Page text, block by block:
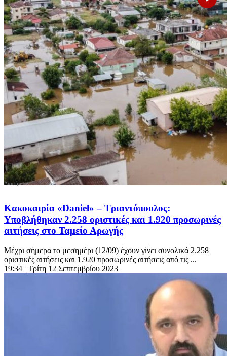
Κακοκαιρία «Daniel» – Τριαντόπουλος:
Υποβλήθηκαν 2.258 οριστικές και 1.920 προσωρινές
αιτήσεις στο Ταμείο Αρωγής
Μέχρι σήμερα το μεσημέρι (12/09) έχουν γίνει συνολικά 2.258
οριστικές αιτήσεις και 1.920 προσωρινές αιτήσεις από τις ...
19:34 | Τρίτη 12 Σεπτεμβρίου 2023